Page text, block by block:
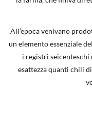
All’epoca venivano
un elemento essenziale
i registri seicenteschi
esattezza quanti chili